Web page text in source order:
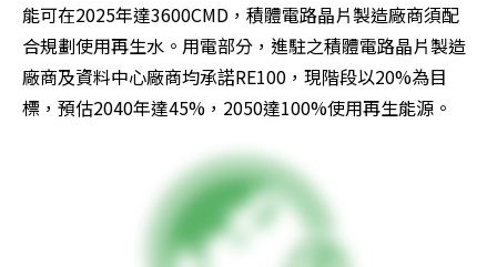
能可在2025年達3600CMD，積體電路晶片製造廠商須配
合規劃使用再生水。用電部分，進駐之積體電路晶片製造
廠商及資料中心廠商均承諾RE100，現階段以20%為目
標，預估2040年達45%，2050達100%使用再生能源。